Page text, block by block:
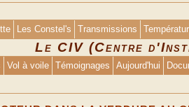
Les Constel's Transmissions
Le CIV (Centre
Vol à voile Témoignages Aujourd'hui